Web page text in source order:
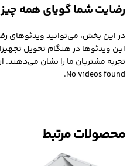
رضایت شما گویای همه
در این بخش، می‌توانید ویدئوهای
این ویدئوها در هنگام تحویل
تجربه مشتریان ما را نشان
No videos found.
محصولات مرتبط